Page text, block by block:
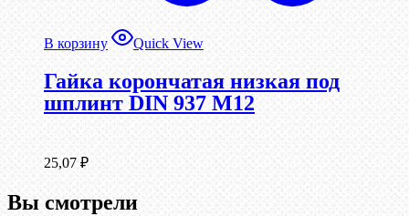
В корзину Quick View
Гайка корончатая низкая под
шплинт DIN 937 М12
25,07 ₽
Вы смотрели